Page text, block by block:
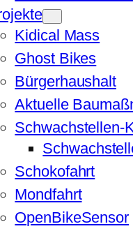
Kidical Mass
Ghost Bikes
Bürgerhaushalt
Aktuelle
Schwachstellen-
Schokofahrt
Mondfahrt
OpenBikeSensor